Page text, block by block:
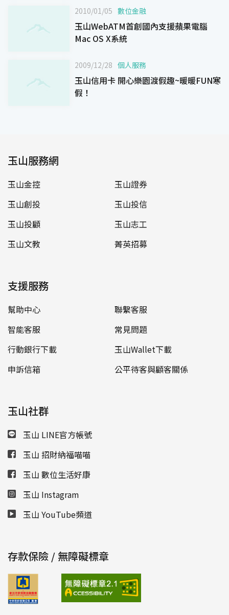
2010/01/05 數位金融
玉山WebATM首創國內支援蘋果電腦
Mac OS X系統
2009/12/28 個人服務
玉山信用卡 開心樂園渡假趣~暖暖FUN寒
假！
玉山服務網
玉山金控
玉山證券
玉山創投
玉山投信
玉山投顧
玉山志工
玉山文教
菁英招募
支援服務
幫助中心
聯繫客服
智能客服
常見問題
行動銀行下載
玉山Wallet下載
申訴信箱
公平待客與顧客關係
玉山社群
玉山 LINE官方帳號
玉山 招財納福喵喵
玉山 數位生活好康
玉山 Instagram
玉山 YouTube頻道
存款保險 / 無障礙標章